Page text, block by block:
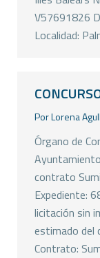
V57691826
Localidad:
PorLorena
Órgano de
contrato
Expediente:
licitación sin
estimado del
Contrato: